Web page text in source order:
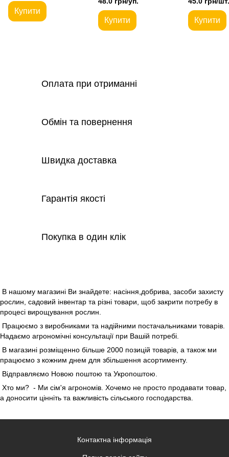
Купити
Купити Купити
Оплата при отриманні
Обмін та повернення
Швидка доставка
Гарантія якості
Покупка в один клік
В нашому магазині Ви знайдете: насіння,добрива, засоби захисту
рослин, садовий інвентар та різні товари, щоб закрити потребу в
процесі вирощування рослин.
Працюємо з виробниками та надійними постачальниками товарів.
Надаємо агрономічні консультації при Вашій потребі.
В магазині розміщенно більше 2000 позицій товарів, а також ми
працюємо з кожним днем для збільшення асортименту.
Відправляємо Новою поштою та Укропоштою.
Хто ми? - Ми сім'я агрономів. Хочемо не просто продавати товар,
а доносити цінніть та важливість сільського господарства.
Контактна інформація